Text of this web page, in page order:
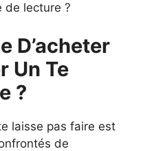
de lecture ?
D’acheter
Un Te
?
laisse pas faire est
de